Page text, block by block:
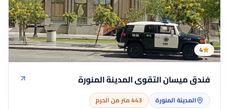
4
فندق ميسان التقوى المدينة المنورة
المدينة المنورة 443 متر من الحرم